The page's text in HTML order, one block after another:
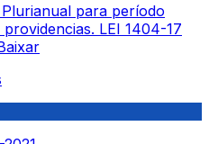
para período
LEI 1404-17